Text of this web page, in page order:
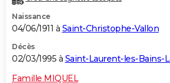
Naissance
04/06/1911 à Saint-Christophe-Vallon
Décès
02/03/1995 à Saint-Laurent-les-Bains-
Famille MIQUEL